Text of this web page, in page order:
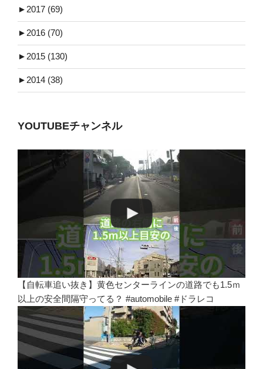
► 2017 (69)
► 2016 (70)
► 2015 (130)
► 2014 (38)
YOUTUBEチャンネル
【自転車追い抜き】黄色センターラインの道路でも1.5ｍ
以上の安全間隔守ってる？ #automobile #ドラレコ